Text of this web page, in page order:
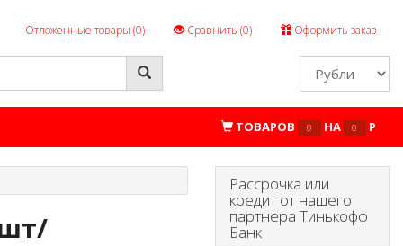
Отложенные товары (0) Сравнить (0) Оформить заказ
ТОВАРОВ 0 НА 0 P
Рассрочка или
кредит от нашего
партнера Тинькофф
Банк